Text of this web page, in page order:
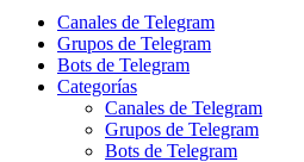
Canales de Telegram
Grupos de Telegram
Bots de Telegram
Categorías
Canales de Telegram
Grupos de Telegram
Bots de Telegram